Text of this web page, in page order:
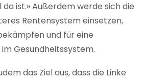
ist.» Außerdem werde sich die
Rentensystem einsetzen,
und für eine
Gesundheitssystem.
das Ziel aus, dass die Linke